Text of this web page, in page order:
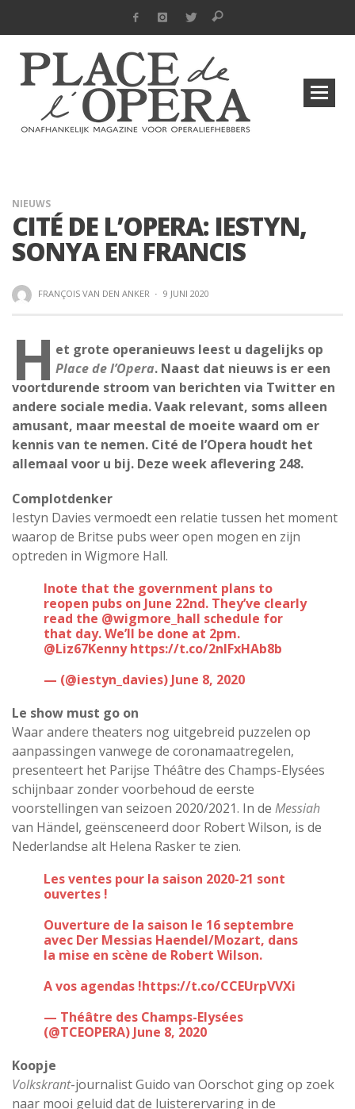
NIEUWS
CITÉ DE L’OPERA: IESTYN,
SONYA EN FRANCIS
FRANÇOIS VAN DEN ANKER · 9 JUNI 2020
H et grote operanieuws leest u dagelijks op
Place de l’Opera. Naast dat nieuws is er een
voortdurende stroom van berichten via Twitter en
andere sociale media. Vaak relevant, soms alleen
amusant, maar meestal de moeite waard om er
kennis van te nemen. Cité de l’Opera houdt het
allemaal voor u bij. Deze week aflevering 248.
Complotdenker
Iestyn Davies vermoedt een relatie tussen het moment
waarop de Britse pubs weer open mogen en zijn
optreden in Wigmore Hall.
I note that the government plans to
reopen pubs on June 22nd. They’ve clearly
read the @wigmore_hall schedule for
that day. We’ll be done at 2pm.
@Liz67Kenny https://t.co/2nlFxHAb8b
— (@iestyn_davies) June 8, 2020
Le show must go on
Waar andere theaters nog uitgebreid puzzelen op
aanpassingen vanwege de coronamaatregelen,
presenteert het Parijse Théâtre des Champs-Elysées
schijnbaar zonder voorbehoud de eerste
voorstellingen van seizoen 2020/2021. In de Messiah
van Händel, geënsceneerd door Robert Wilson, is de
Nederlandse alt Helena Rasker te zien.
Les ventes pour la saison 2020-21 sont
ouvertes !
Ouverture de la saison le 16 septembre
avec Der Messias Haendel/Mozart, dans
la mise en scène de Robert Wilson.
A vos agendas !https://t.co/CCEUrpVVXi
— Théâtre des Champs-Elysées
(@TCEOPERA) June 8, 2020
Koopje
Volkskrant-journalist Guido van Oorschot ging op zoek
naar mooi geluid dat de luisterervaring in de